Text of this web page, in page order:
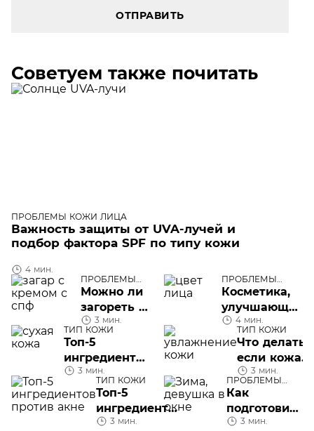
ОТПРАВИТЬ
Советуем также почитать
ПРОБЛЕМЫ КОЖИ ЛИЦА
Важность защиты от UVA-лучей и
подбор фактора SPF по типу кожи
4 мин.
ПРОБЛЕМЫ
КОЖИ ЛИЦА
Можно ли
загореть с
кремом с
SPF
3 мин.
ПРОБЛЕМЫ
КОЖИ ЛИЦА
Косметика,
улучшающая
цвет лица
4 мин.
ТИП КОЖИ
Топ-5
ингредиентов
для сухой
кожи
3 мин.
ТИП КОЖИ
Что делать,
если кожа
сухая после
3 решения
3 мин.
ТИП КОЖИ
Топ-5
ингредиентов
против акне
3 мин.
ПРОБЛЕМЫ
КОЖИ ЛИЦА
Как
подготовить
кожу к
3 мин.